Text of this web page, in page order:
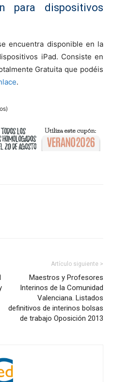
para dispositivos
encuentra disponible en la
iPad. Consiste en
Gratuita que podéis
.
Artículo siguiente >
Maestros y Profesores
Interinos de la Comunidad
Valenciana. Listados
definitivos de interinos bolsas
de trabajo Oposición 2013